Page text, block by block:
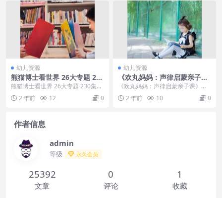
幼儿资源
熊猫博士看世界 26大专题 230
集儿童科普视频
熊猫博士看世界 26大专题 230集儿
童科普视频目录：├─01.食物的诞
生：走进...
2 年前 12 0
幼儿资源
《欢丸妈妈：声律启蒙亲子
课》音频课程全121集mp3下
《欢丸妈妈：声律启蒙亲子课》音
频课程全121集mp3下载内容简
介：播放超过百万次...
2 年前 10 0
作者信息
admin
等级 永久会员
25392
文章
0
评论
1
收藏